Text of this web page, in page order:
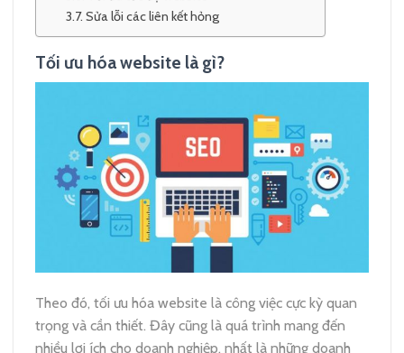
Sửa lỗi các liên kết hỏng
Tối ưu hóa website là gì?
Theo đó, tối ưu hóa website là công việc cực kỳ quan
trọng và cần thiết. Đây cũng là quá trình mang đến
nhiều lợi ích cho doanh nghiệp, nhất là những doanh